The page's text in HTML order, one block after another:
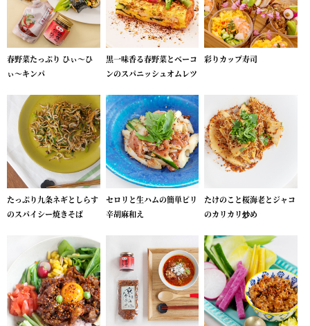
春野菜たっぷり ひぃ～ひ
ぃ～キンパ
黒一味香る春野菜とベーコ
ンのスパニッシュオムレツ
彩りカップ寿司
たっぷり九条ネギとしらす
のスパイシー焼きそば
セロリと生ハムの簡単ピリ
辛胡麻和え
たけのこと桜海老とジャコ
のカリカリ炒め